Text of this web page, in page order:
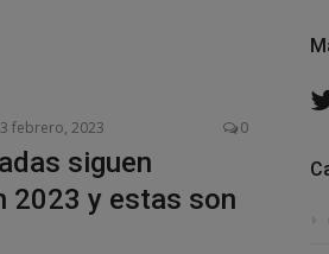
febrero, 2023 0
siguen
2023 y estas son